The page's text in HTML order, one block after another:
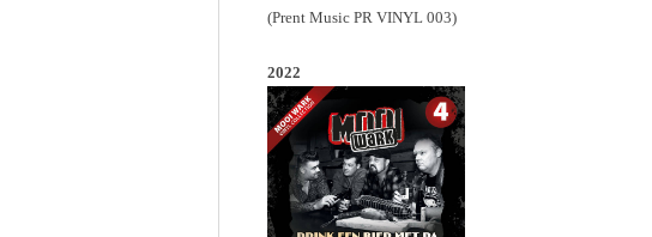
(Prent Music PR VINYL 003)
2022